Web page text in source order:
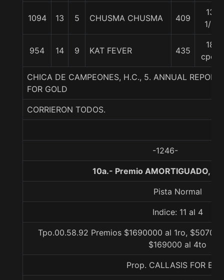
1094 13 5 CHUSMA CHUSMA 409
13
1/2
954 14 9 KAT FEVER 435
18
cpos
CHICA DE CAMPEONES, H.C., 5. ANNUAL
FOR GOLD
CORRIERON TODOS.
-1246-
10a.- Premio AMORTIGUADO,
Pista Normal
Indice: 11 al 4
Tpo.00.58.92 Premios $1690000 al 1ro,
$169000 al 4to
Prop. CALLASIS FOR